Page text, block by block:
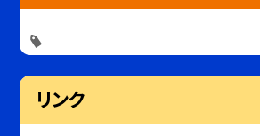
リンク